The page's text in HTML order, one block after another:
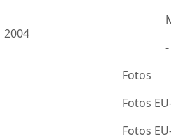
2004
Fotos
Fotos
Fotos